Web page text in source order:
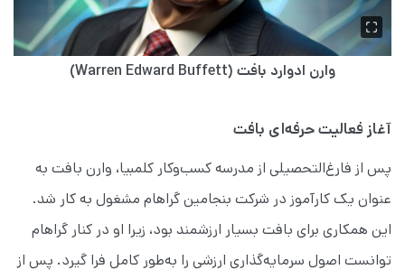
وارن ادوارد بافت (Warren Edward Buffett)
آغاز فعالیت حرفه‌ای بافت
پس از فارغ‌التحصیلی از مدرسه کسب‌وکار کلمبیا، وارن بافت به
عنوان یک کارآموز در شرکت بنجامین گراهام مشغول به کار شد.
این همکاری برای بافت بسیار ارزشمند بود، زیرا او در کنار گراهام
توانست اصول سرمایه‌گذاری ارزشی را به‌طور کامل فرا گیرد. پس از